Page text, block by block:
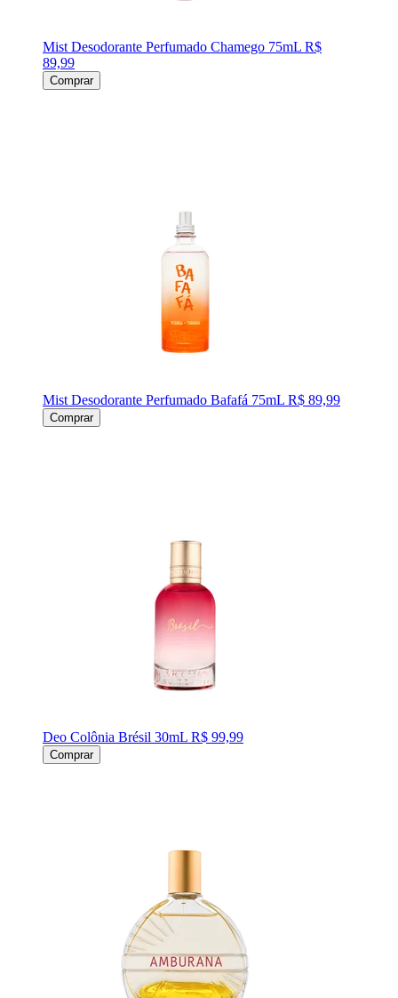
Mist Desodorante Perfumado Chamego 75mL R$
89,99
Comprar
Mist Desodorante Perfumado Bafafá 75mL R$ 89,99
Comprar
Deo Colônia Brésil 30mL R$ 99,99
Comprar